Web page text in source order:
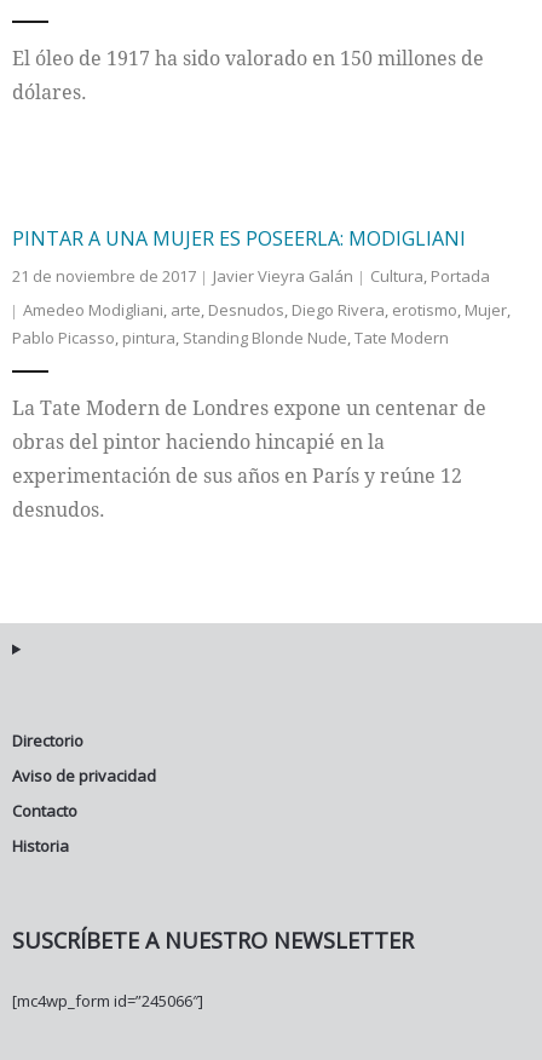
Cultura
El óleo de 1917 ha sido valorado en 150 millones de
dólares.
PINTAR A UNA MUJER ES POSEERLA: MODIGLIANI
21 de noviembre de 2017 Javier Vieyra Galán Cultura, Portada
Amedeo Modigliani, arte, Desnudos, Diego Rivera, erotismo, Mujer,
Pablo Picasso, pintura, Standing Blonde Nude,Tate Modern
La Tate Modern de Londres expone un centenar de
obras del pintor haciendo hincapié en la
experimentación de sus años en París y reúne 12
desnudos.
Directorio
Aviso de privacidad
Contacto
Historia
SUSCRÍBETE A NUESTRO NEWSLETTER
[mc4wp_form id=”245066″]